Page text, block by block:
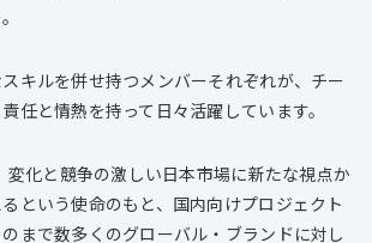
キルを併せ持つメンバーそれぞれが、チー
任と情熱を持って日々活躍しています。
変化と競争の激しい日本市場に新たな視点か
という使命のもと、国内向けプロジェクト
まで数多くのグローバル・ブランドに対し